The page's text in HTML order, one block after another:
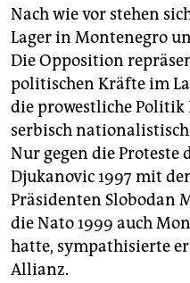
Nach wie vor stehen
Lager in Montenegro
Die Opposition
politischen Kräfte im
die prowestliche
serbisch
Nur gegen die Proteste
Djukanovic 1997 mit
Präsidenten Slobodan
die Nato 1999 auch
hatte, sympathisierte
Allianz.